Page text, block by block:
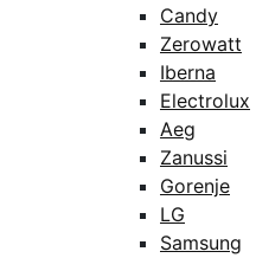
Candy
Zerowatt
Iberna
Electrolux
Aeg
Zanussi
Gorenje
LG
Samsung